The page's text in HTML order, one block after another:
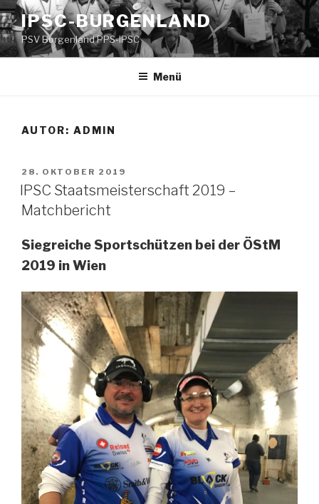
Zum
Inhalt
springen
IPSC-BURGENLAND
PSV Burgenland PPS-IPSC
Menü
AUTOR: ADMIN
VERÖFFENTLICHT
AM
28. OKTOBER 2019
IPSC Staatsmeisterschaft 2019 –
Matchbericht
Siegreiche Sportschützen bei der ÖStM
2019 in Wien